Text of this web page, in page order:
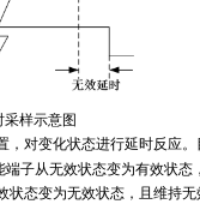
采样示意图
，对变化状态进行延时反应。
子从无效状态变为有效状态
状态变为无效状态，且维持无